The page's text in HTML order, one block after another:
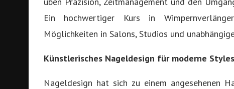
Ein hochwertiger Kurs in
Möglichkeiten in Salons, Studios und
Künstlerisches Nageldesign für moderne Styles
Nageldesign hat sich zu einem angesehenen